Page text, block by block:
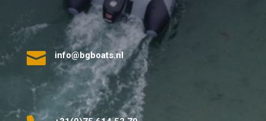
 info@bgboats.nl